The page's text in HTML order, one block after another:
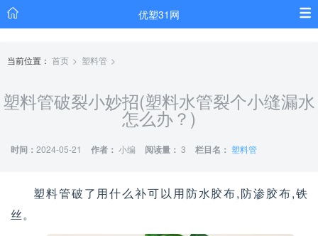
优塑31网
当前位置： 首页 塑料管
塑料管破裂小妙招(塑料水管裂个小缝漏水
怎么办？)
时间： 2024-05-21 作者： 小编 阅读量： 3 栏目名： 塑料管
塑料管破了用什么补可以用防水胶布,防渗胶布,铁
丝。